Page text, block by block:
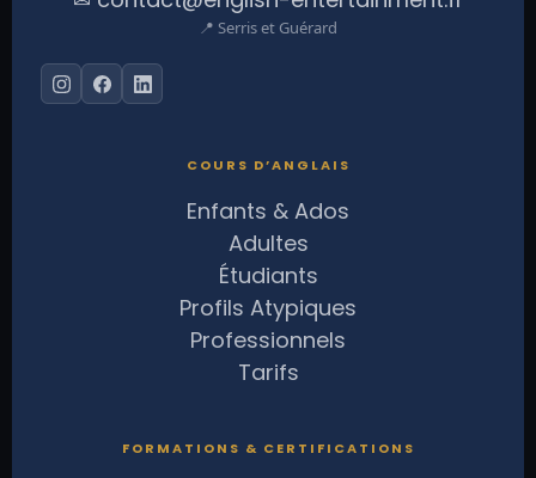
📍 Serris et Guérard
COURS D’ANGLAIS
Enfants & Ados
Adultes
Étudiants
Profils Atypiques
Professionnels
Tarifs
FORMATIONS & CERTIFICATIONS